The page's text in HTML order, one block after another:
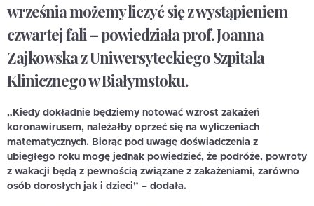
września możemy liczyć się z wystąpieniem
czwartej fali – powiedziała prof. Joanna
Zajkowska z Uniwersyteckiego Szpitala
Klinicznego w Białymstoku.
„Kiedy dokładnie będziemy notować wzrost zakażeń
koronawirusem, należałby oprzeć się na wyliczeniach
matematycznych. Biorąc pod uwagę doświadczenia z
ubiegłego roku mogę jednak powiedzieć, że podróże, powroty
z wakacji będą z pewnością związane z zakażeniami, zarówno
osób dorosłych jak i dzieci” – dodała.